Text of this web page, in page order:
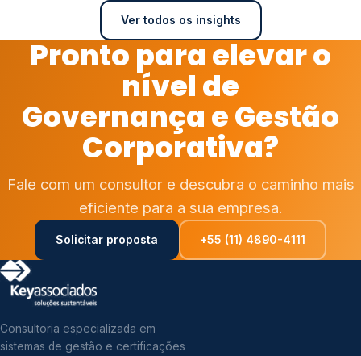
Ver todos os insights
Pronto para elevar o
nível de
Governança e Gestão
Corporativa?
Fale com um consultor e descubra o caminho mais
eficiente para a sua empresa.
Solicitar proposta +55 (11) 4890-4111
Consultoria especializada em
sistemas de gestão e certificações